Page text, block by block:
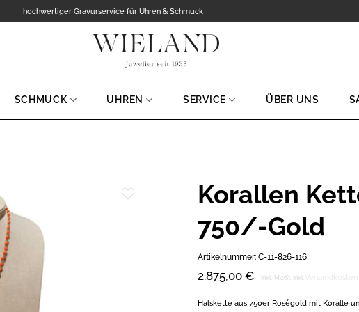
hochwertiger Gravurservice für Uhren & Schmuck
SCHMUCK UHREN SERVICE ÜBER UNS
Korallen
750/-Gold
Artikelnummer: C-11-826-116
2.875,00 € inkl. MwSt. inkl.
Halskette aus 750er Roségold mit Koralle